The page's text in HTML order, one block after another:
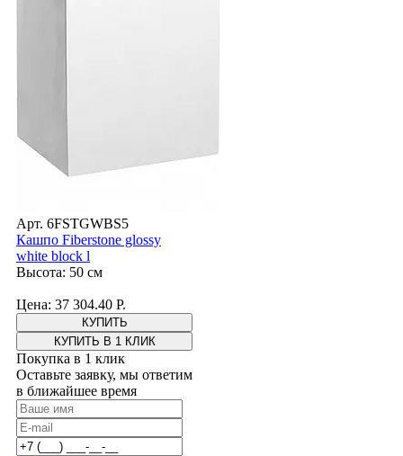
Арт. 6FSTGWBS5
Кашпо Fiberstone glossy
white block l
Высота: 50 см
Цена: 37 304.40 Р.
КУПИТЬ В 1 КЛИК
Покупка в 1 клик
Оставьте заявку, мы ответим
в ближайшее время